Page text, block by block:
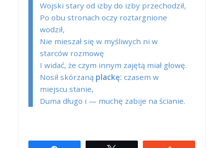
Wojski stary od izby do izby przechodził,
Po obu stronach oczy roztargnione
wodził,
Nie mieszał się w myśliwych ni w
starców rozmowę
I widać, że czym innym zajętą miał głowę.
Nosił skórzaną plackę: czasem w
miejscu stanie,
Duma długo i — muchę zabije na ścianie.